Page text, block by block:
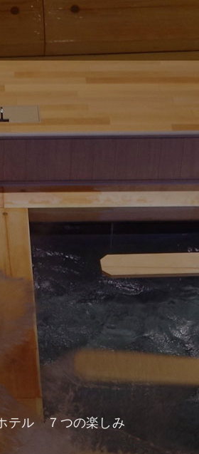
テル ７つの楽しみ